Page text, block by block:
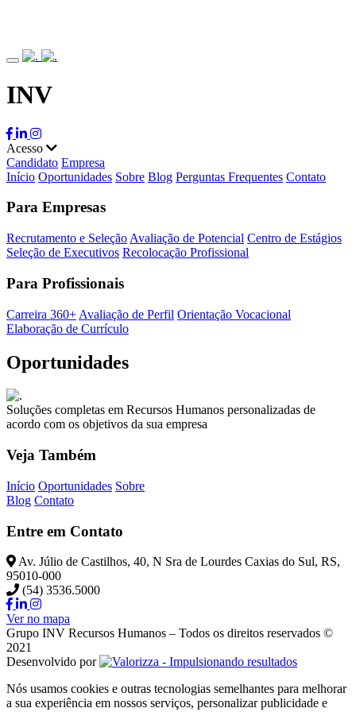
INV
Acesso
Candidato Empresa
Início Oportunidades Sobre Blog Perguntas Frequentes Contato
Para Empresas
Recrutamento e Seleção Avaliação de Potencial Centro de Estágios
Seleção de Executivos Recolocação Profissional
Para Profissionais
Carreira 360+ Avaliação de Perfil Orientação Vocacional
Elaboração de Currículo
Oportunidades
Soluções completas em Recursos Humanos personalizadas de
acordo com os objetivos da sua empresa
Veja Também
Início Oportunidades Sobre
Blog Contato
Entre em Contato
Av. Júlio de Castilhos, 40, N Sra de Lourdes Caxias do Sul, RS,
95010-000
(54) 3536.5000
Ver no mapa
Grupo INV Recursos Humanos – Todos os direitos reservados ©
2021
Desenvolvido por
Nós usamos cookies e outras tecnologias semelhantes para melhorar
a sua experiência em nossos serviços, personalizar publicidade e